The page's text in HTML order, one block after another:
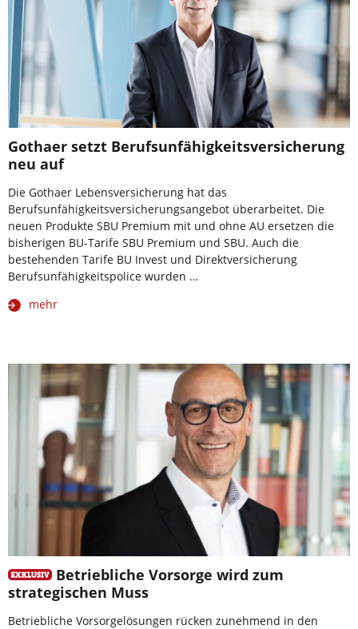
Gothaer setzt Berufsunfähigkeitsversicherung
neu auf
Die Gothaer Lebensversicherung hat das
Berufsunfähigkeitsversicherungsangebot überarbeitet. Die
neuen Produkte SBU Premium mit und ohne AU ersetzen die
bisherigen BU-Tarife SBU Premium und SBU. Auch die
bestehenden Tarife BU Invest und Direktversicherung
Berufsunfähigkeitspolice wurden …
mehr
Betriebliche Vorsorge wird zum
strategischen Muss
Betriebliche Vorsorgelösungen rücken zunehmend in den